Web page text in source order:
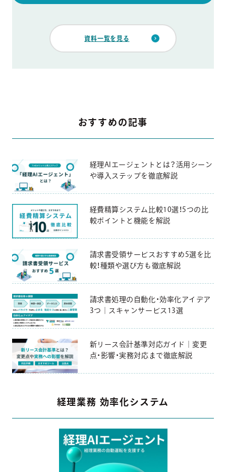
資料一覧を見る
おすすめの記事
経理AIエージェントとは？活用シーン
や導入ステップを徹底解説
経費精算システム比較10選！5つの比
較ポイントと機能を解説
請求書受領サービスおすすめ5選を比
較！種類や選び方も徹底解説
請求書処理の自動化・効率化アイデア
3つ｜スキャンサービス13選
新リース会計基準対応ガイド｜変更
点・影響・実務対応まで徹底解説
経理業務 効率化システム